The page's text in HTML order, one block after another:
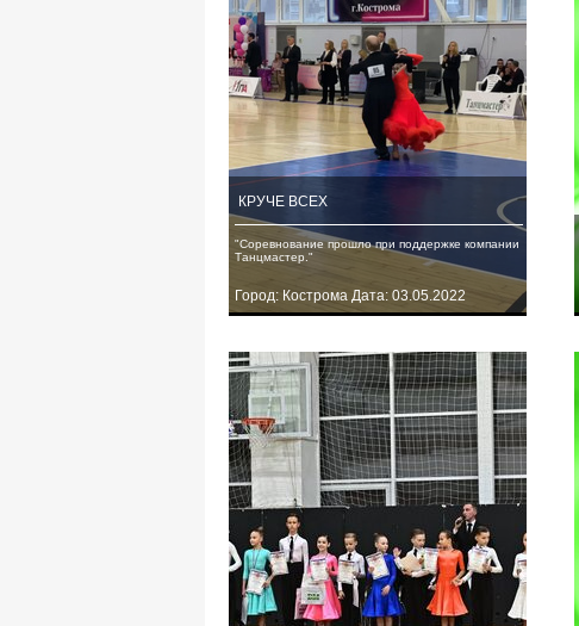
КРУЧЕ ВСЕХ
"Соревнование прошло при поддержке компании
Танцмастер."
Город: Кострома Дата: 03.05.2022